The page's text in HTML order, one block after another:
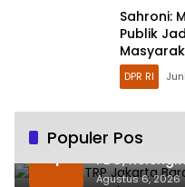
Sahroni:
Publik
DPR RI
Populer Pos
1
Sudin
PBG,
Percepatan
Agustus 6, 2026